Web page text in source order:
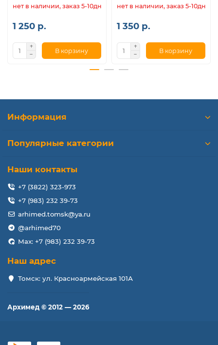
нет в наличии, заказ 5-10дн.
1 250 р.
В корзину
нет в наличии, заказ 5-10дн.
1 350 р.
В корзину
Информация
Популярные категории
Наши контакты
+7 (3822) 323-973
+7 (983) 232 39-73
arhimed.tomsk@ya.ru
@arhimed70
Max: +7 (983) 232 39-73
Наш адрес
Томск: ул. Красноармейская 101А
Архимед © 2012 — 2026